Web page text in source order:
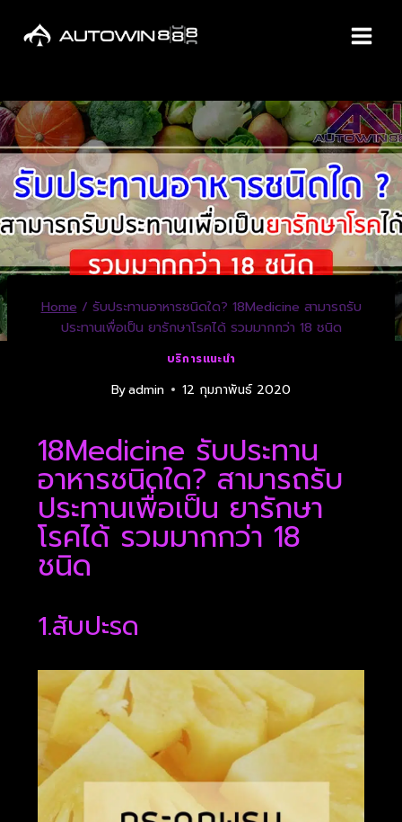
Home / รับประทานอาหารชนิดใด? 18Medicine สามารถรับ
ประทานเพื่อเป็น ยารักษาโรคได้ รวมมากกว่า 18 ชนิด
บริการแนะนำ
Byadmin 12 กุมภาพันธ์ 2020
18Medicine รับประทาน
อาหารชนิดใด? สามารถรับ
ประทานเพื่อเป็น ยารักษา
โรคได้ รวมมากกว่า 18
ชนิด
1.สับปะรด